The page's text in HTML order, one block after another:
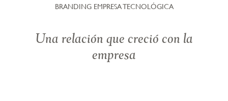
BRANDING EMPRESA TECNOLÓGICA
Una relación que creció con la
empresa